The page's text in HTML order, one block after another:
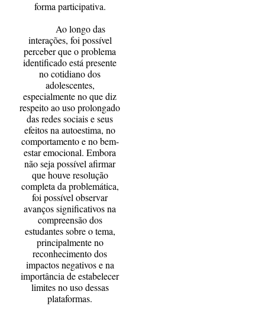
forma participativa.
Ao longo das
interações, foi possível
perceber que o problema
identificado está presente
no cotidiano dos
adolescentes,
especialmente no que diz
respeito ao uso prolongado
das redes sociais e seus
efeitos na autoestima, no
comportamento e no bem-
estar emocional. Embora
não seja possível afirmar
que houve resolução
completa da problemática,
foi possível observar
avanços significativos na
compreensão dos
estudantes sobre o tema,
principalmente no
reconhecimento dos
impactos negativos e na
importância de estabelecer
limites no uso dessas
plataformas.